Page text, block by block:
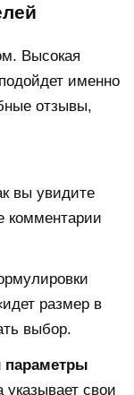
Высокая
именно
отзывы,
вы увидите
комментарии
размер в
выбор.
параметры
указывает свои